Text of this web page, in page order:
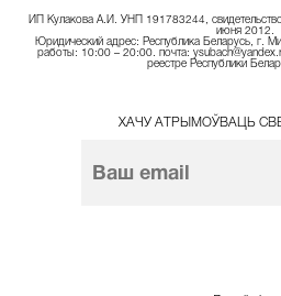
ИП Кулакова А.И. УНП 191783244,
июня 2012.
Юридический адрес: Республика Беларусь, г.
работы: 10:00 – 20:00. почта:
реестре Республики
ХАЧУ АТРЫМОЎВАЦЬ